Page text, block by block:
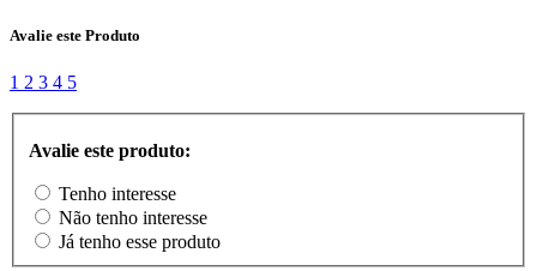
Avalie este Produto
1 2 3 4 5
Avalie este produto:
Tenho interesse
Não tenho interesse
Já tenho esse produto